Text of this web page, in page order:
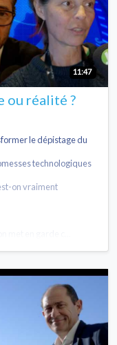
11:47
ou réalité ?
le dépistage du
technologiques
on vraiment